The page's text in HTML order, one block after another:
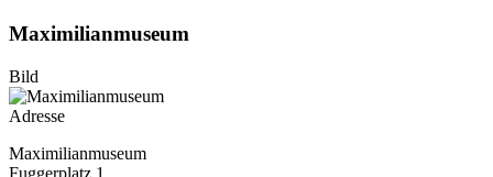
Maximilianmuseum
Bild
Adresse
Maximilianmuseum
Fuggerplatz 1